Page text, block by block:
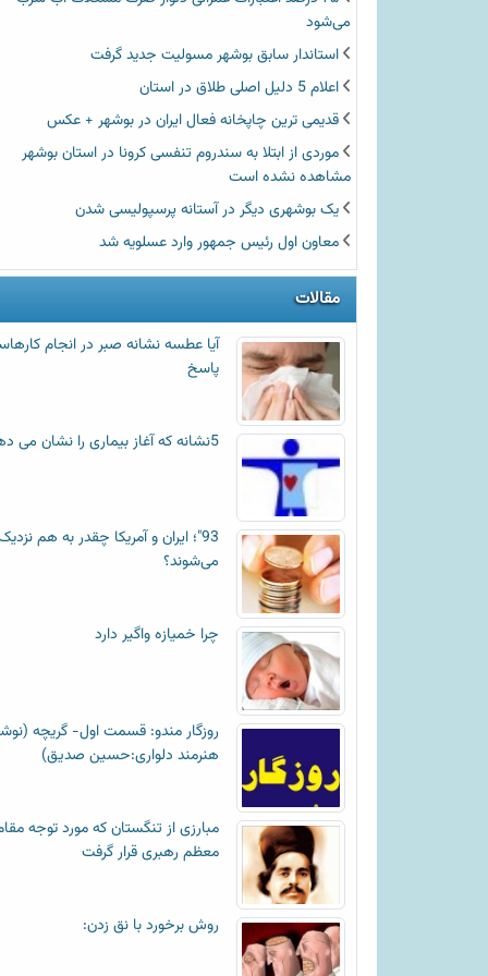
می‌شود
استاندار سابق بوشهر مسولیت جدید گرفت
اعلام 5 دلیل اصلی طلاق در استان
قدیمی ترین چاپخانه فعال ایران در بوشهر + عکس
موردی از ابتلا به سندروم تنفسی کرونا در استان بوشهر
مشاهده نشده است
یک بوشهری دیگر در آستانه پرسپولیسی شدن
معاون اول رئیس جمهور وارد عسلویه شد
مقالات
آیا عطسه‌ نشانه صبر در انجام
پاسخ
5نشانه که آغاز بیماری را نشان می دهد
93"؛ ایران و آمریکا چقدر به هم
می‌شوند؟
چرا خمیازه واگیر دارد
روزگار مندو: قسمت اول- گریچه
هنرمند دلواری:حسین صدیق)
مبارزی از تنگستان که مورد توجه
معظم رهبری قرار گرفت
روش برخورد با نق زدن: